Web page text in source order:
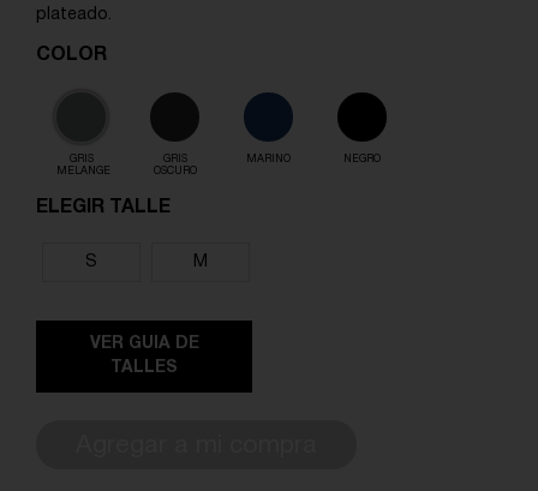
plateado.
COLOR
GRIS
MELANGE
GRIS
OSCURO
MARINO NEGRO
ELEGIR TALLE
S M
VER GUIA DE
TALLES